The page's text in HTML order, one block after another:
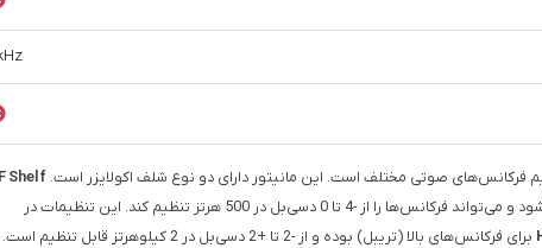
Shelf
برای تنظیم فرکانس‌های پایین (باس) استفاده می‌شود و می‌تواند فرکانس‌ها را از -4 تا 0 دسی‌بل در 500 هرتز تنظیم کند. این تنظیمات در
برای فرکانس‌های بالا (تریبل) بوده و از -2 تا +2 دسی‌بل در 2 کیلوهرتز قابل